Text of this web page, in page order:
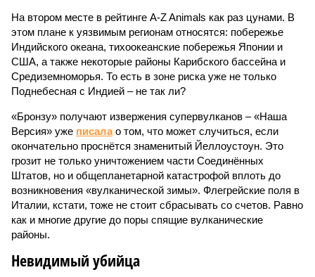
На втором месте в рейтинге A-Z Animals как раз цунами. В
этом плане к уязвимым регионам относятся: побережье
Индийского океана, тихо­океанские побережья Японии и
США, а также некоторые районы Карибского бассейна и
Средиземноморья. То есть в зоне риска уже не только
Поднебесная с Индией – не так ли?
«Бронзу» получают извержения супервулканов – «Наша
Версия» уже писалао том, что может случиться, если
окончательно проснётся знаменитый Йеллоустоун. Это
грозит не только уничтожением части Соединённых
Штатов, но и общепланетарной катастрофой вплоть до
возникновения «вулканической зимы». Флегрейские поля в
Италии, кстати, тоже не стоит сбрасывать со счетов. Равно
как и многие другие до поры спящие вулканические
районы.
Невидимый убийца